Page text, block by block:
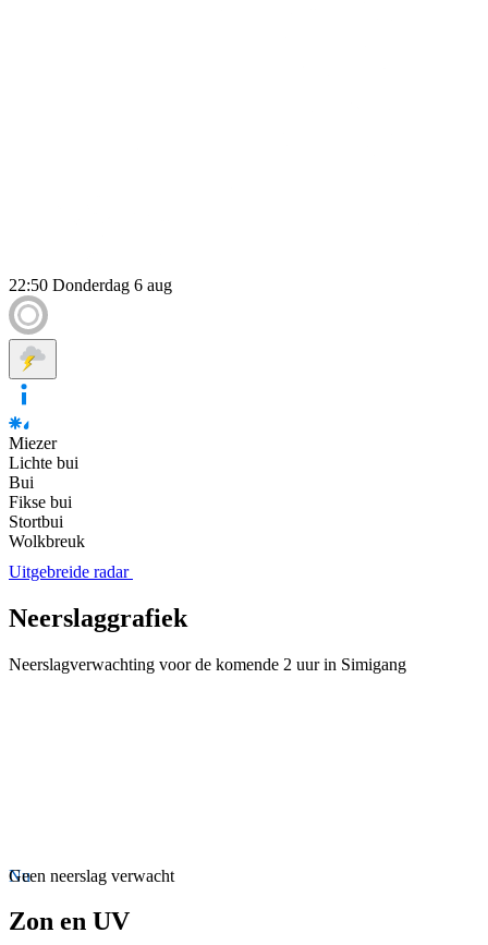
22:50 Donderdag 6 aug
Miezer
Lichte bui
Bui
Fikse bui
Stortbui
Wolkbreuk
Uitgebreide radar
Neerslaggrafiek
Neerslagverwachting voor de komende 2 uur in Simigang
Nu
Geen neerslag verwacht
Zon en UV